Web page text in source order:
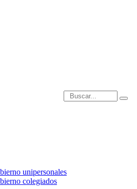
Introduce términos de
unipersonales
colegiados